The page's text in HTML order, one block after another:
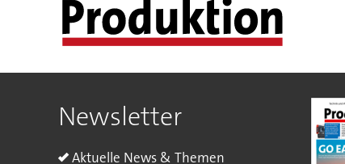
Newsletter
Aktuelle News & Themen